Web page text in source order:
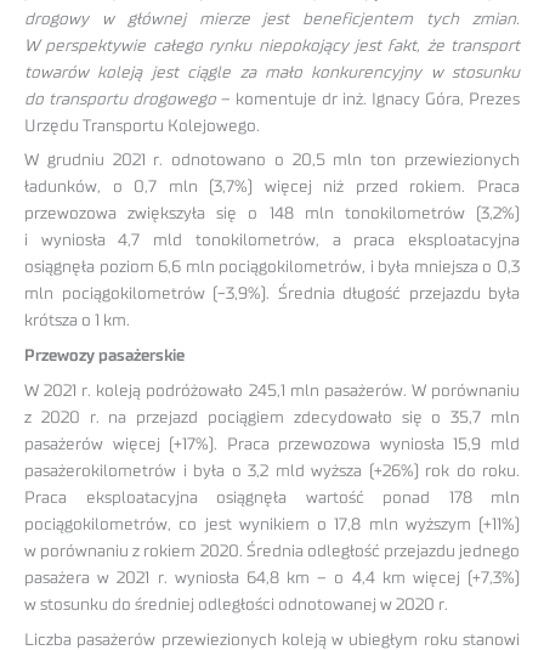
drogowy w głównej mierze jest beneficjentem tych zmian.
W perspektywie całego rynku niepokojący jest fakt, że transport
towarów koleją jest ciągle za mało konkurencyjny w stosunku
do transportu drogowego – komentuje dr inż. Ignacy Góra, Prezes
Urzędu Transportu Kolejowego.
W grudniu 2021 r. odnotowano o 20,5 mln ton przewiezionych
ładunków, o 0,7 mln (3,7%) więcej niż przed rokiem. Praca
przewozowa zwiększyła się o 148 mln tonokilometrów (3,2%)
i wyniosła 4,7 mld tonokilometrów, a praca eksploatacyjna
osiągnęła poziom 6,6 mln pociągokilometrów, i była mniejsza o 0,3
mln pociągokilometrów (-3,9%). Średnia długość przejazdu była
krótsza o 1 km.
Przewozy pasażerskie
W 2021 r. koleją podróżowało 245,1 mln pasażerów. W porównaniu
z 2020 r. na przejazd pociągiem zdecydowało się o 35,7 mln
pasażerów więcej (+17%). Praca przewozowa wyniosła 15,9 mld
pasażerokilometrów i była o 3,2 mld wyższa (+26%) rok do roku.
Praca eksploatacyjna osiągnęła wartość ponad 178 mln
pociągokilometrów, co jest wynikiem o 17,8 mln wyższym (+11%)
w porównaniu z rokiem 2020. Średnia odległość przejazdu jednego
pasażera w 2021 r. wyniosła 64,8 km – o 4,4 km więcej (+7,3%)
w stosunku do średniej odległości odnotowanej w 2020 r.
Liczba pasażerów przewiezionych koleją w ubiegłym roku stanowi